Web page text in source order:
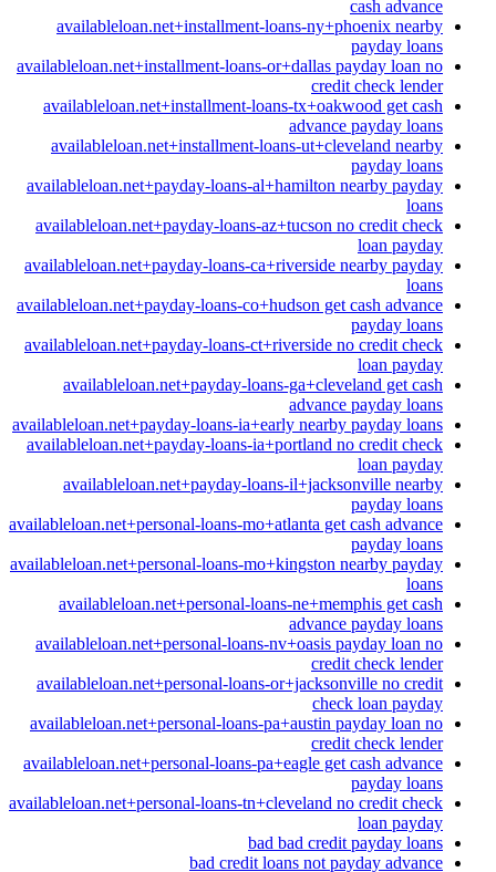
cash advance
availableloan.net+installment-loans-ny+phoenix nearby
payday loans
availableloan.net+installment-loans-or+dallas payday loan no
credit check lender
availableloan.net+installment-loans-tx+oakwood get cash
advance payday loans
availableloan.net+installment-loans-ut+cleveland nearby
payday loans
availableloan.net+payday-loans-al+hamilton nearby payday
loans
availableloan.net+payday-loans-az+tucson no credit check
loan payday
availableloan.net+payday-loans-ca+riverside nearby payday
loans
availableloan.net+payday-loans-co+hudson get cash advance
payday loans
availableloan.net+payday-loans-ct+riverside no credit check
loan payday
availableloan.net+payday-loans-ga+cleveland get cash
advance payday loans
availableloan.net+payday-loans-ia+early nearby payday loans
availableloan.net+payday-loans-ia+portland no credit check
loan payday
availableloan.net+payday-loans-il+jacksonville nearby
payday loans
availableloan.net+personal-loans-mo+atlanta get cash advance
payday loans
availableloan.net+personal-loans-mo+kingston nearby payday
loans
availableloan.net+personal-loans-ne+memphis get cash
advance payday loans
availableloan.net+personal-loans-nv+oasis payday loan no
credit check lender
availableloan.net+personal-loans-or+jacksonville no credit
check loan payday
availableloan.net+personal-loans-pa+austin payday loan no
credit check lender
availableloan.net+personal-loans-pa+eagle get cash advance
payday loans
availableloan.net+personal-loans-tn+cleveland no credit check
loan payday
bad bad credit payday loans
bad credit loans not payday advance